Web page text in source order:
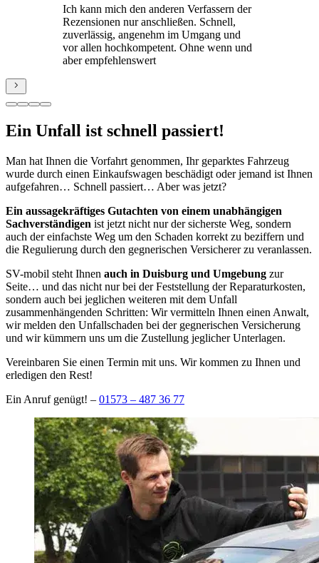
Ich kann mich den anderen Verfassern der
Rezensionen nur anschließen. Schnell,
zuverlässig, angenehm im Umgang und
vor allen hochkompetent. Ohne wenn und
aber empfehlenswert
Ein Unfall ist schnell passiert!
Man hat Ihnen die Vorfahrt genommen, Ihr geparktes Fahrzeug
wurde durch einen Einkaufswagen beschädigt oder jemand ist Ihnen
aufgefahren… Schnell passiert… Aber was jetzt?
Ein aussagekräftiges Gutachten von einem unabhängigen
Sachverständigen ist jetzt nicht nur der sicherste Weg, sondern
auch der einfachste Weg um den Schaden korrekt zu beziffern und
die Regulierung durch den gegnerischen Versicherer zu veranlassen.
SV-mobil steht Ihnen auch in Duisburg und Umgebung zur
Seite… und das nicht nur bei der Feststellung der Reparaturkosten,
sondern auch bei jeglichen weiteren mit dem Unfall
zusammenhängenden Schritten: Wir vermitteln Ihnen einen Anwalt,
wir melden den Unfallschaden bei der gegnerischen Versicherung
und wir kümmern uns um die Zustellung jeglicher Unterlagen.
Vereinbaren Sie einen Termin mit uns. Wir kommen zu Ihnen und
erledigen den Rest!
Ein Anruf genügt! – 01573 – 487 36 77